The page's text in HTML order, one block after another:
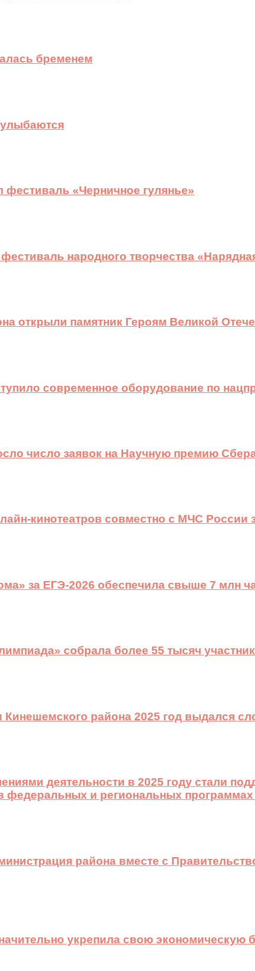
бременем
«Черничное гулянье»
народного творчества
открыли памятник Героям Великой
современное оборудование по
число заявок на Научную премию
кинотеатров совместно с МЧС России
за ЕГЭ-2026 обеспечила свыше 7 млн
собрала более 55 тысяч
Кинешемского района 2025 год выдался
деятельности в 2025 году стали
федеральных и региональных программах
района вместе с
укрепила свою экономическую